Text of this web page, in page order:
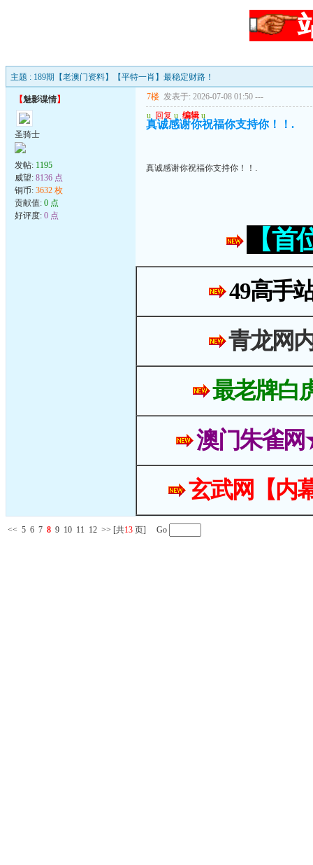
主题 : 189期【老澳门资料】【平特一肖】最稳定财路！
【魅影谍情】
圣骑士
发帖: 1195
威望: 8136 点
铜币: 3632 枚
贡献值: 0 点
好评度: 0 点
7楼 发表于: 2026-07-08 01:50 ---
u 回复 u 编辑 u
真诚感谢你祝福你支持你！！.
真诚感谢你祝福你支持你！！.
【
49高手
青龙网
最老牌白
澳门朱雀
玄武网【内
<< 5 6 7 8 9 10 11 12 >> [共13 页] Go